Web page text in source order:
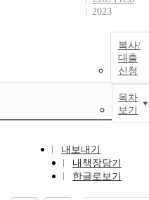
2023
복사/
대출
신청
목차
보기
내보내기
내책장담기
한글로보기